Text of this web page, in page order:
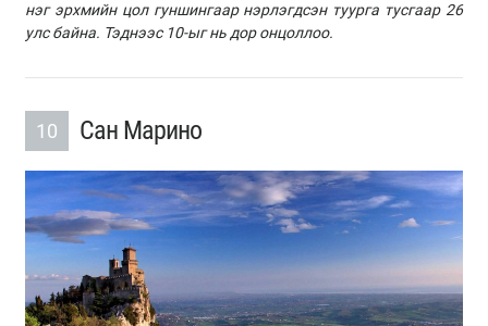
нэг эрхмийн цол гуншингаар нэрлэгдсэн туурга тусгаар 26
улс байна. Тэднээс 10-ыг нь дор онцоллоо.
10 Сан Марино